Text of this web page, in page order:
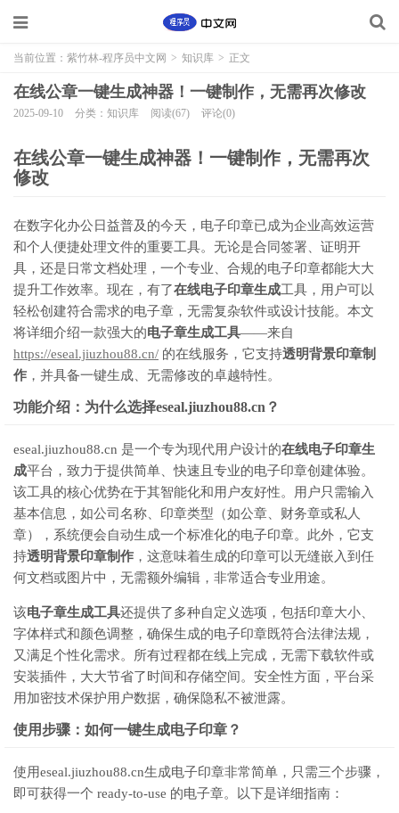
当前位置： 紫竹林-程序员中文网 > 知识库 > 正文
在线公章一键生成神器！一键制作，无需再次修改
2025-09-10 分类：知识库 阅读(67) 评论(0)
在线公章一键生成神器！一键制作，无需再次
修改
在数字化办公日益普及的今天，电子印章已成为企业高效运营
和个人便捷处理文件的重要工具。无论是合同签署、证明开
具，还是日常文档处理，一个专业、合规的电子印章都能大大
提升工作效率。现在，有了在线电子印章生成工具，用户可以
轻松创建符合需求的电子章，无需复杂软件或设计技能。本文
将详细介绍一款强大的电子章生成工具——来自
https://eseal.jiuzhou88.cn/ 的在线服务，它支持透明背景印章制
作 ，并具备一键生成、无需修改的卓越特性。
功能介绍：为什么选择eseal.jiuzhou88.cn？
eseal.jiuzhou88.cn 是一个专为现代用户设计的在线电子印章生
成平台，致力于提供简单、快速且专业的电子印章创建体验。
该工具的核心优势在于其智能化和用户友好性。用户只需输入
基本信息，如公司名称、印章类型（如公章、财务章或私人
章），系统便会自动生成一个标准化的电子印章。此外，它支
持透明背景印章制作 ，这意味着生成的印章可以无缝嵌入到任
何文档或图片中，无需额外编辑，非常适合专业用途。
该电子章生成工具还提供了多种自定义选项，包括印章大小、
字体样式和颜色调整，确保生成的电子印章既符合法律法规，
又满足个性化需求。所有过程都在线上完成，无需下载软件或
安装插件，大大节省了时间和存储空间。安全性方面，平台采
用加密技术保护用户数据，确保隐私不被泄露。
使用步骤：如何一键生成电子印章？
使用eseal.jiuzhou88.cn生成电子印章非常简单，只需三个步骤，
即可获得一个 ready-to-use 的电子章。以下是详细指南：